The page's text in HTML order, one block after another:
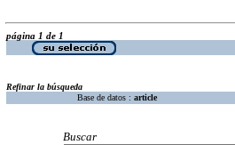
página 1 de 1
Refinar la búsqueda
Base de datos : article
Buscar